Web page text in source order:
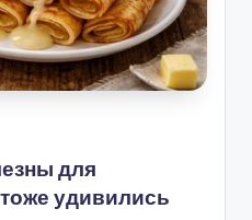
для
удивились